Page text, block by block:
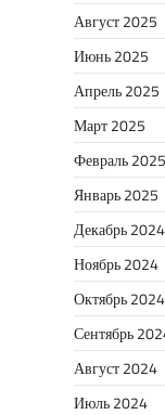
Август 2025
Июнь 2025
Апрель 2025
Март 2025
Февраль 2025
Январь 2025
Декабрь 2024
Ноябрь 2024
Октябрь 2024
Сентябрь
Август 2024
Июль 2024